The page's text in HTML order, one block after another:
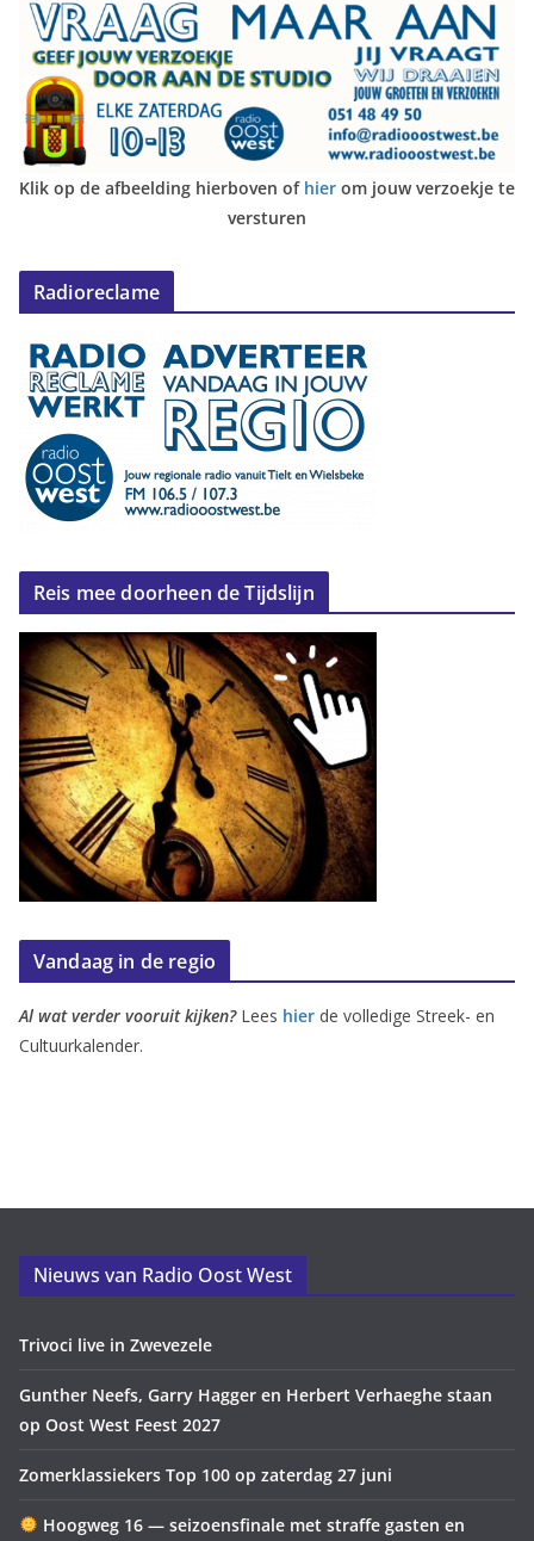
Klik op de afbeelding hierboven of hier om jouw verzoekje te
versturen
Radioreclame
Reis mee doorheen de Tijdslijn
Vandaag in de regio
Al wat verder vooruit kijken?Lees hier de volledige Streek- en
Cultuurkalender.
Nieuws van Radio Oost West
Trivoci live in Zwevezele
Gunther Neefs, Garry Hagger en Herbert Verhaeghe staan
op Oost West Feest 2027
Zomerklassiekers Top 100 op zaterdag 27 juni
Hoogweg 16 — seizoensfinale met straffe gasten en